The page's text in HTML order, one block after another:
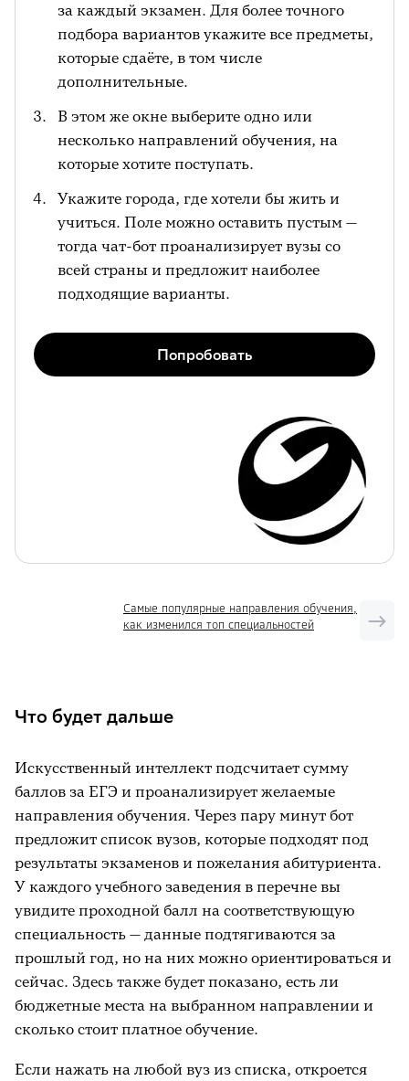
за каждый экзамен. Для более точного
подбора вариантов укажите все предметы,
которые сдаёте, в том числе
дополнительные.
В этом же окне выберите одно или
несколько направлений обучения, на
которые хотите поступать.
Укажите города, где хотели бы жить и
учиться. Поле можно оставить пустым —
тогда чат-бот проанализирует вузы со
всей страны и предложит наиболее
подходящие варианты.
Попробовать
Самые популярные направления обучения,
как изменился топ специальностей
Что будет дальше
Искусственный интеллект подсчитает сумму
баллов за ЕГЭ и проанализирует желаемые
направления обучения. Через пару минут бот
предложит список вузов, которые подходят под
результаты экзаменов и пожелания абитуриента.
У каждого учебного заведения в перечне вы
увидите проходной балл на соответствующую
специальность — данные подтягиваются за
прошлый год, но на них можно ориентироваться и
сейчас. Здесь также будет показано, есть ли
бюджетные места на выбранном направлении и
сколько стоит платное обучение.
Если нажать на любой вуз из списка, откроется